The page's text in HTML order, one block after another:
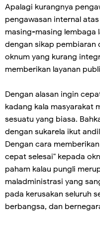
Apalagi kurangnya
pengawasan internal
masing-masing lembaga
dengan sikap pembiaran
oknum yang kurang
memberikan layanan
Dengan alasan ingin
kadang kala masyarakat
sesuatu yang biasa.
dengan sukarela ikut
Dengan cara
cepat selesai" kepada
paham kalau pungli
maladministrasi yang
pada kerusakan seluruh
berbangsa, dan